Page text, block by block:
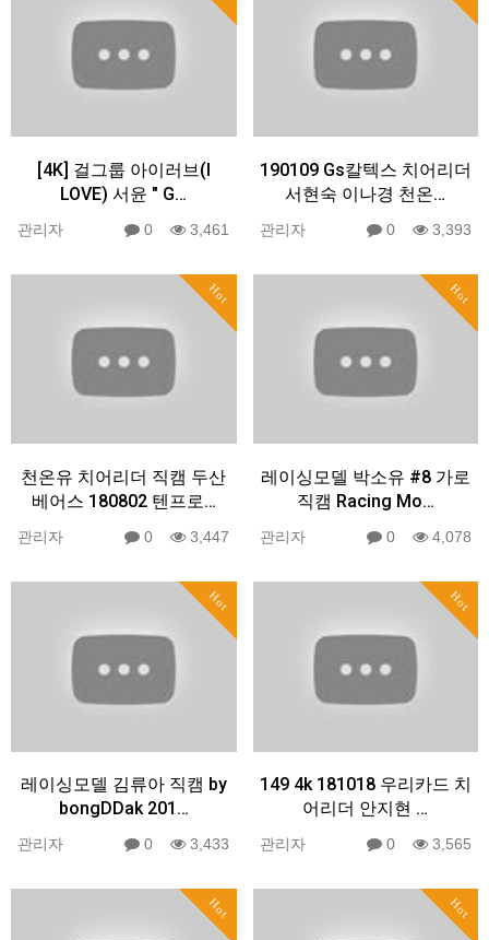
[4K] 걸그룹 아이러브(I
LOVE) 서윤 " G…
관리자 0 3,461
190109 Gs칼텍스 치어리더
서현숙 이나경 천온…
관리자 0 3,393
Hot
천온유 치어리더 직캠 두산
베어스 180802 텐프로…
관리자 0 3,447
Hot
레이싱모델 박소유 #8 가로
직캠 Racing Mo…
관리자 0 4,078
Hot
레이싱모델 김류아 직캠 by
bongDDak 201…
관리자 0 3,433
Hot
149 4k 181018 우리카드 치
어리더 안지현 …
관리자 0 3,565
Hot Hot